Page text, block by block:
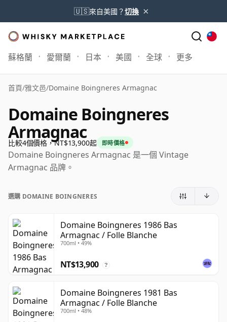
🇺🇸來自美國？切換 ×
蘇格蘭 愛爾蘭 日本 美國 全球 更多
首頁/雅文邑/Domaine Boingneres Armagnac
Domaine Boingneres
Armagnac
比較4個價格，NT$13,900起 即時價格
Domaine Boingneres Armagnac 是一個 Vintage
Armagnac 品牌。
選購 DOMAINE BOINGNERES
Domaine Boingneres 1986 Bas
Armagnac / Folle Blanche
700ml • 49%
NT$13,900 ?
Domaine Boingneres 1981 Bas
Armagnac / Folle Blanche
700ml • 48%